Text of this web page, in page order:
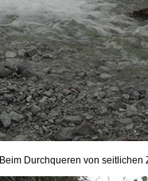
Beim Durchqueren von seitlichen